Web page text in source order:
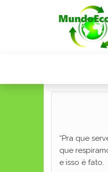
“Pra que
que
e isso é fato.